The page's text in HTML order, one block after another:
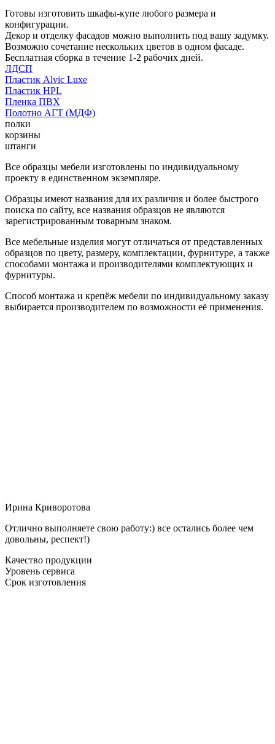
Готовы изготовить шкафы-купе любого размера и
конфигурации.
Декор и отделку фасадов можно выполнить под вашу задумку.
Возможно сочетание нескольких цветов в одном фасаде.
Бесплатная сборка в течение 1-2 рабочих дней.
ЛДСП
Пластик Alvic Luxe
Пластик HPL
Пленка ПВХ
Полотно АГТ (МДФ)
полки
корзины
штанги
Все образцы мебели изготовлены по индивидуальному
проекту в единственном экземпляре.
Образцы имеют названия для их различия и более быстрого
поиска по сайту, все названия образцов не являются
зарегистрированным товарным знаком.
Все мебельные изделия могут отличаться от представленных
образцов по цвету, размеру, комплектации, фурнитуре, а также
способами монтажа и производителями комплектующих и
фурнитуры.
Способ монтажа и крепёж мебели по индивидуальному заказу
выбирается производителем по возможности её применения.
Ирина Криворотова
Отлично выполняете свою работу:) все остались более чем
довольны, респект!)
Качество продукции
Уровень сервиса
Срок изготовления